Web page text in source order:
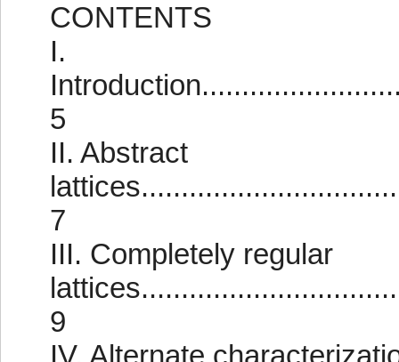
CONTENTS
I.
5
II. Abstract
7
III. Completely regular
9
IV. Alternate